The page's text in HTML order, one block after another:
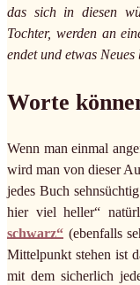
das sich in diesen
Tochter, werden an
endet und etwas Neues
Worte
Wenn man einmal
wird man von dieser
jedes Buch
hier viel heller“
schwarz“ (ebenfalls
Mittelpunkt stehen ist
mit dem sicherlich